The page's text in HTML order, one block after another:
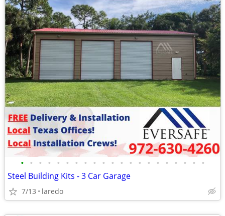
• • • • • • • • • • • • • • • • • • • • •
Steel Building Kits - 3 Car Garage
7/13 laredo